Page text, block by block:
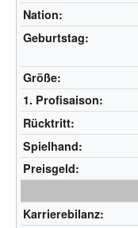
Nation:
Geburtstag:
Größe:
1. Profisaison:
Rücktritt:
Spielhand:
Preisgeld:
Karrierebilanz: